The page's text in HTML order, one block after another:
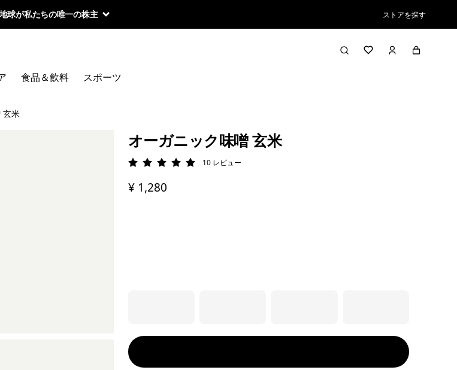
地球が私たちの唯一の株主 ストアを探す
食品＆飲料 スポーツ
玄米
オーガニック味噌 玄米
評価: 5 / 5 10 レビュー
¥ 1,280